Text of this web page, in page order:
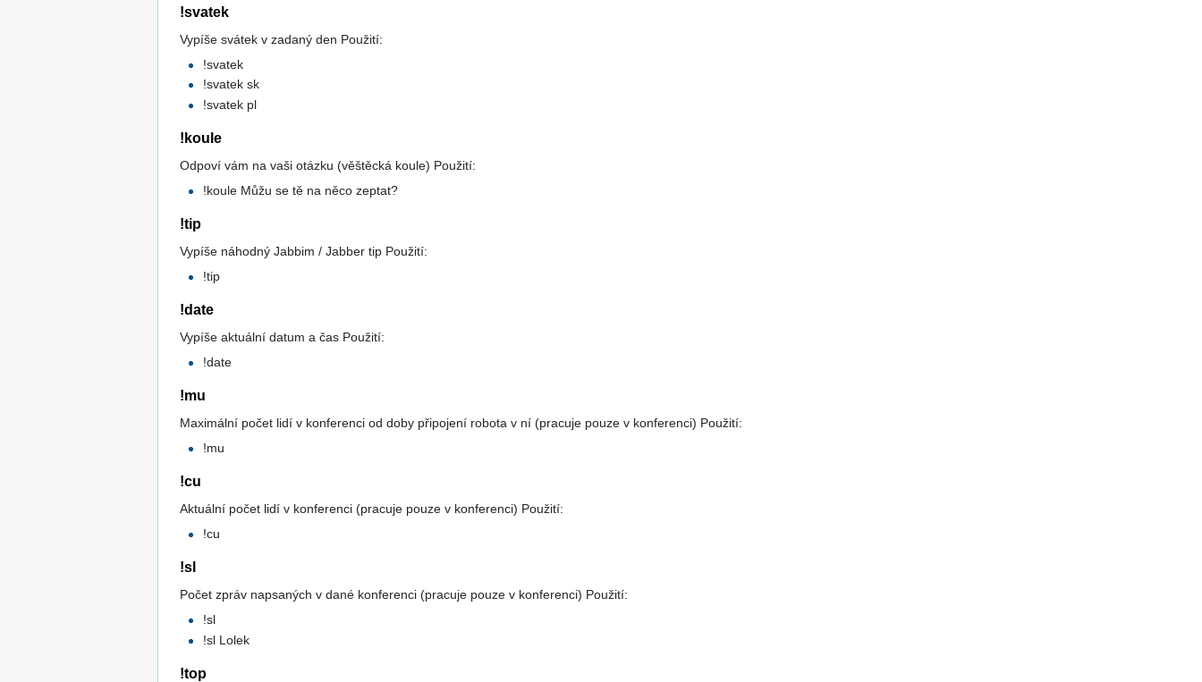
!svatek
Vypíše svátek v zadaný den Použití:
!svatek
!svatek sk
!svatek pl
!koule
Odpoví vám na vaši otázku (věštěcká koule) Použití:
!koule Můžu se tě na něco zeptat?
!tip
Vypíše náhodný Jabbim / Jabber tip Použití:
!tip
!date
Vypíše aktuální datum a čas Použití:
!date
!mu
Maximální počet lidí v konferenci od doby připojení robota v ní (pracuje pouze v konferenci) Použití:
!mu
!cu
Aktuální počet lidí v konferenci (pracuje pouze v konferenci) Použití:
!cu
!sl
Počet zpráv napsaných v dané konferenci (pracuje pouze v konferenci) Použití:
!sl
!sl Lolek
!top